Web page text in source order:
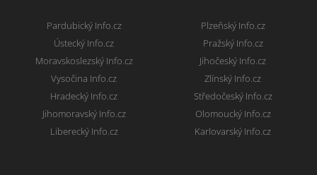
Pardubický Info.cz
Ústecký Info.cz
Moravskoslezský Info.cz
Vysočina Info.cz
Hradecký Info.cz
Jihomoravský Info.cz
Liberecký Info.cz
Plzeňský Info.cz
Pražský Info.cz
Jihočeský Info.cz
Zlínský Info.cz
Středočeský Info.cz
Olomoucký Info.cz
Karlovarský Info.cz